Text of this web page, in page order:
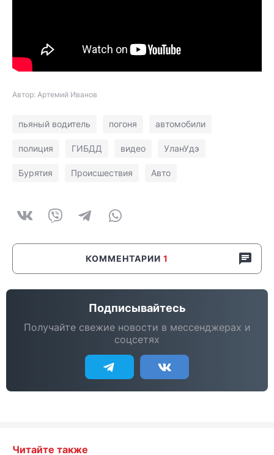
Автор: Артемий Иванов
пьяный водитель погоня автомобили
полиция ГИБДД видео УланУдэ
Бурятия Происшествия Авто
КОММЕНТАРИИ 1
Подписывайтесь
Получайте свежие новости в мессенджерах и
соцсетях
Читайте также